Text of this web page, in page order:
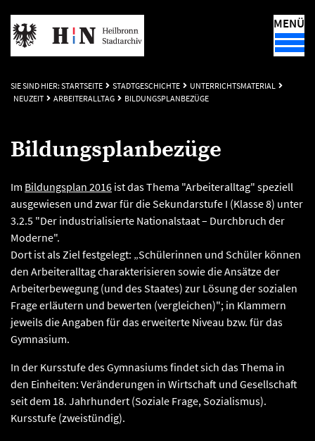
MENÜ
SIE SIND HIER: STARTSEITE STADTGESCHICHTE
UNTERRICHTSMATERIAL
NEUZEIT
ARBEITERALLTAG BILDUNGSPLANBEZÜGE
Bildungsplanbezüge
Im Bildungsplan 2016 ist das Thema "Arbeiteralltag" speziell
ausgewiesen und zwar für die Sekundarstufe I (Klasse 8) unter
3.2.5 "Der industrialisierte Nationalstaat – Durchbruch der
Moderne".
Dort ist als Ziel festgelegt: „Schülerinnen und Schüler können
den Arbeiteralltag charakterisieren sowie die Ansätze der
Arbeiterbewegung (und des Staates) zur Lösung der sozialen
Frage erläutern und bewerten (vergleichen)"; in Klammern
jeweils die Angaben für das erweiterte Niveau bzw. für das
Gymnasium.
In der Kursstufe des Gymnasiums findet sich das Thema in
den Einheiten: Veränderungen in Wirtschaft und Gesellschaft
seit dem 18. Jahrhundert (Soziale Frage, Sozialismus).
Kursstufe (zweistündig).